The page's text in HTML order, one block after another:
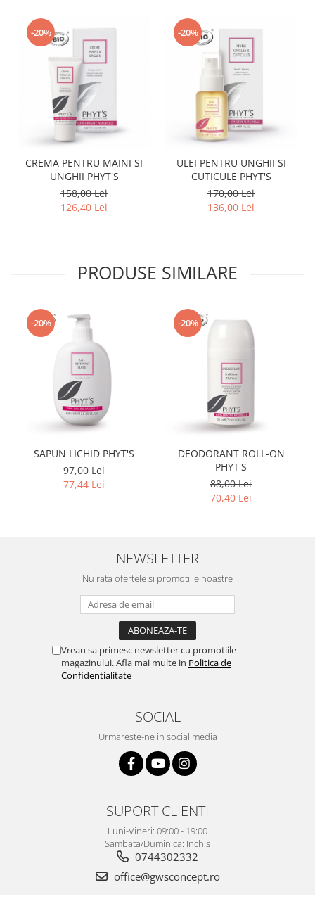
-20%
CREMA PENTRU MAINI SI
UNGHII PHYT'S
158,00 Lei
126,40 Lei
-20%
ULEI PENTRU UNGHII SI
CUTICULE PHYT'S
170,00 Lei
136,00 Lei
PRODUSE SIMILARE
-20%
SAPUN LICHID PHYT'S
97,00 Lei
77,44 Lei
-20%
DEODORANT ROLL-ON
PHYT'S
88,00 Lei
70,40 Lei
NEWSLETTER
Nu rata ofertele si promotiile noastre
Vreau sa primesc newsletter cu promotiile
magazinului. Afla mai multe in Politica de
Confidentialitate
SOCIAL
Urmareste-ne in social media
SUPORT CLIENTI
Luni-Vineri: 09:00 - 19:00
Sambata/Duminica: Inchis
0744302332
office@gwsconcept.ro